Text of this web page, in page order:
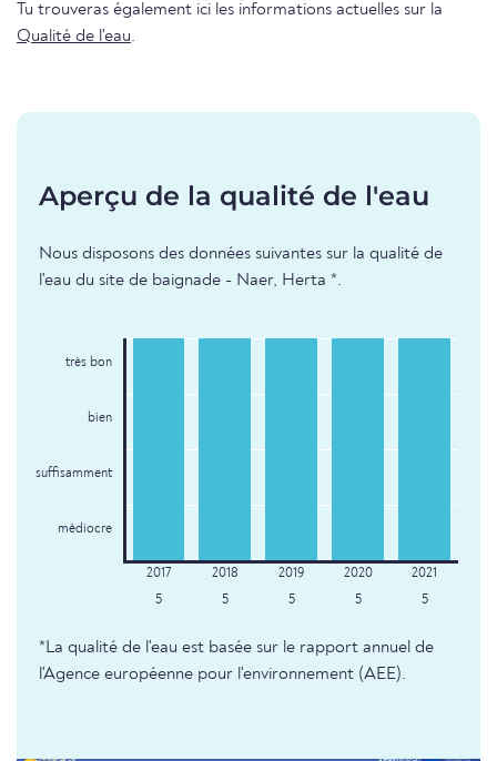
Tu trouveras également ici les informations actuelles sur la
Qualité de l'eau.
Aperçu de la qualité de l'eau
Nous disposons des données suivantes sur la qualité de
l'eau du site de baignade - Naer, Herta *.
très bon
bien
suffisamment
médiocre
5 5 5 5 5
*La qualité de l'eau est basée sur le rapport annuel de
l'Agence européenne pour l'environnement (AEE).